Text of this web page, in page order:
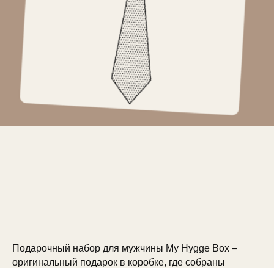
Подарочный набор для мужчины My Hygge Box –
оригинальный подарок в коробке, где собраны